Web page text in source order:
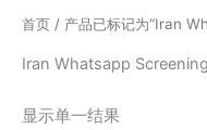
首页 / 产品已标记为“Iran
Iran Whatsapp
显示单一结果